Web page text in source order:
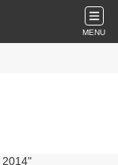
MENU